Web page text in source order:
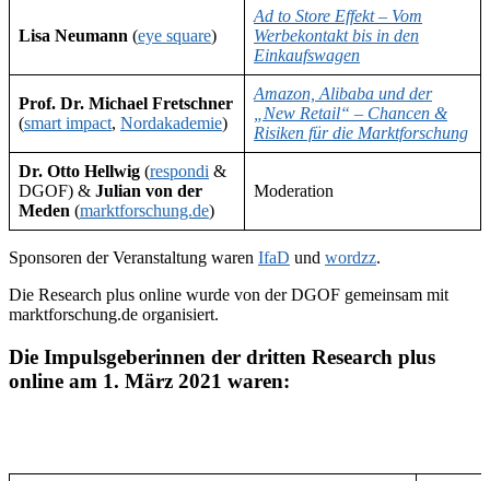
Lisa Neumann (eye square)
Ad to Store Effekt – Vom
Werbekontakt bis in den
Einkaufswagen
Prof. Dr. Michael Fretschner
(smart impact, Nordakademie)
Amazon, Alibaba und der
„New Retail“ – Chancen &
Risiken für die Marktforschung
Dr. Otto Hellwig (respondi &
DGOF) & Julian von der
Meden (marktforschung.de)
Moderation
Sponsoren der Veranstaltung waren IfaD und wordzz.
Die Research plus online wurde von der DGOF gemeinsam mit
marktforschung.de organisiert.
Die Impulsgeberinnen der dritten Research plus
online am 1. März 2021 waren: